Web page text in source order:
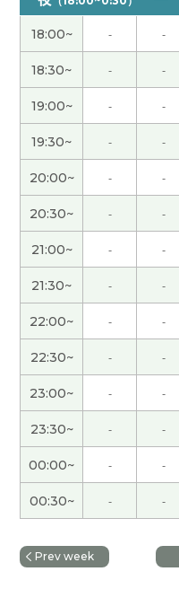
昨晚真是辛苦您了。
做了那么多菜、真是
看到你恢复精神、真
谢谢您的建议。我现
易因为一点小事就产
意呢。
我刚刚平安到家了。
我顺利到加拿大了。 谢
いつもありがとうご
慣れないと、ですね
す( 60代 女性 )
没有变成特别糟糕的
那么多钱没有被花光
听到你心情变好、我
保持这么好的状态。
18:00~ - -
18:30~ - -
19:00~ - -
19:30~ - -
20:00~ - -
20:30~ - -
21:00~ - -
21:30~ - -
22:00~ - -
22:30~ - -
23:00~ - -
23:30~ - -
00:00~ - -
00:30~ - -
Prev week